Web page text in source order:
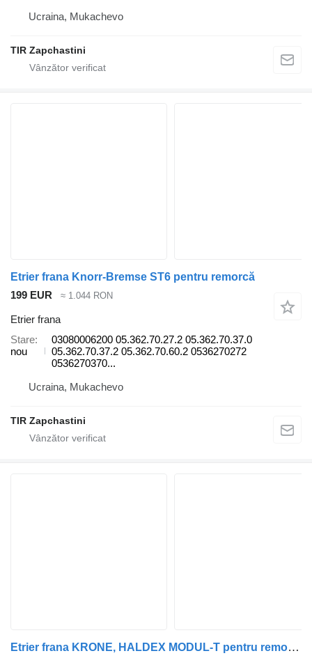
Ucraina, Mukachevo
TIR Zapchastini
Etrier frana Knorr-Bremse ST6 pentru remorcă
199 EUR
≈ 1.044 RON
Etrier frana
Stare
nou
03080006200 05.362.70.27.2 05.362.70.37.0
05.362.70.37.2 05.362.70.60.2 0536270272
0536270370...
Ucraina, Mukachevo
TIR Zapchastini
Etrier frana KRONE, HALDEX MODUL-T pentru remorcă Krone TRAILER